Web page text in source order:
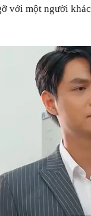
với một người